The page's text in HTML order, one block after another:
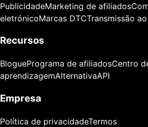
PublicidadeMarketing de afiliados
eletrónicoMarcas DTCTransmissão
Recursos
BloguePrograma de afiliadosCentro
aprendizagemAlternativaAPI
Empresa
Política de privacidadeTermos